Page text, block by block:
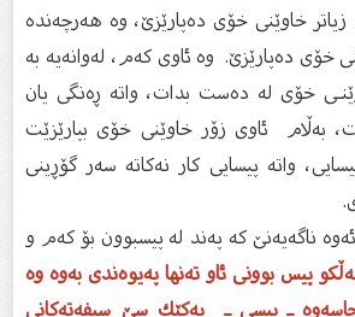
خاوێنی خۆی دەپارێزێ، وە هەرچەندە
دەپارێزێ. وە ئاوی كەم، لەوانەیە بە
خۆی لە دەست بدات، واتە ڕەنگی یان
بەڵام ئاوی زۆر خاوێنی خۆی بپارێزێت
واتە پیسایی كار نەكاتە سەر گۆڕینی
ناگەیەنێ كە پەند لە پیسبوون بۆ كەم و
پیس بوونی ئاو تەنها پەیوەندی بەوە وە
ـ پیسی ـ یەكێك سێ سیفەتەكانی